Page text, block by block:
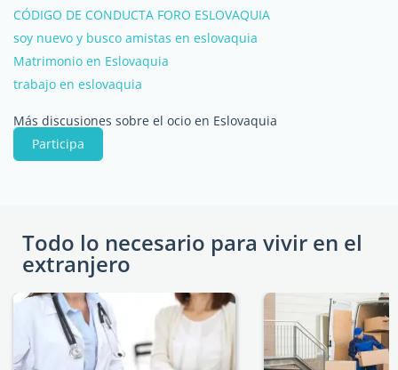
CÓDIGO DE CONDUCTA FORO ESLOVAQUIA
soy nuevo y busco amistas en eslovaquia
Matrimonio en Eslovaquia
trabajo en eslovaquia
Más discusiones sobre el ocio en Eslovaquia
Participa
Todo lo necesario para vivir en el
extranjero